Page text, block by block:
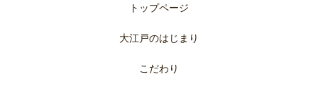
トップページ
大江戸のはじまり
こだわり